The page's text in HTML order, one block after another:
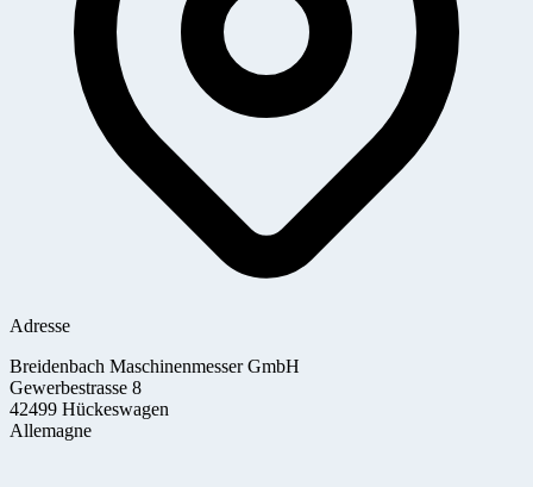
Adresse
Breidenbach Maschinenmesser GmbH
Gewerbestrasse 8
42499 Hückeswagen
Allemagne